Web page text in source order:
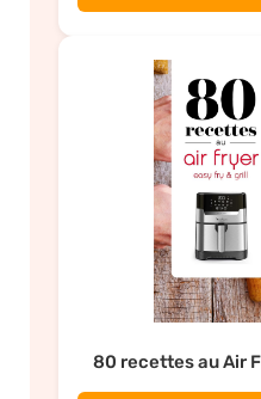
80 recettes au Air